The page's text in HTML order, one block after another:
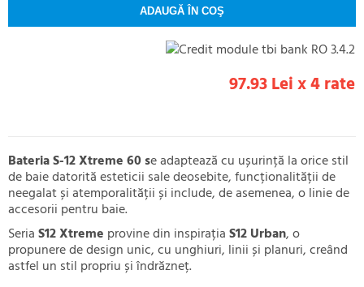
97.93 Lei x 4 rate
Bateria S-12 Xtreme 60 se adaptează cu ușurință la orice stil
de baie datorită esteticii sale deosebite, funcționalității de
neegalat și atemporalității și include, de asemenea, o linie de
accesorii pentru baie.
SeriaS12 Xtreme provine din inspirațiaS12 Urban, o
propunere de design unic, cu unghiuri, linii și planuri, creând
astfel un stil propriu și îndrăzneț.